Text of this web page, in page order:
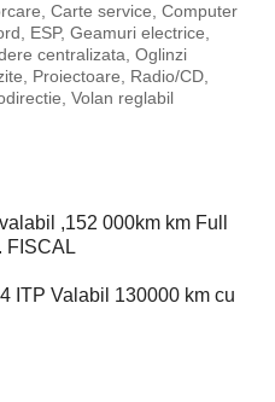
Carte service, Computer
ESP, Geamuri electrice,
centralizata, Oglinzi
Proiectoare, Radio/CD,
Volan reglabil
,152 000km km Full
FISCAL
ITP Valabil 130000 km cu